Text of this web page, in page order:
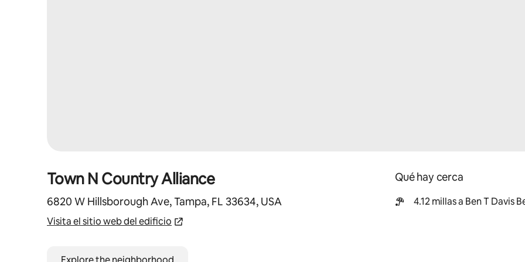
Town N Country Alliance
6820 W Hillsborough Ave, Tampa, FL 33634, USA
Visita el sitio web del edificio
Qué hay cerca
4.12 millas a Ben T Davis